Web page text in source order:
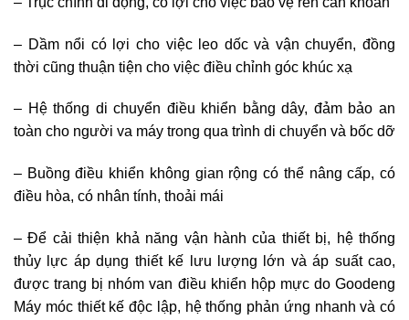
– Dầm nổi có lợi cho việc leo dốc và vận chuyển, đồng
thời cũng thuận tiện cho việc điều chỉnh góc khúc xạ
– Hệ thống di chuyển điều khiển bằng dây, đảm bảo an
toàn cho người va máy trong qua trình di chuyển và bốc dỡ
– Buồng điều khiển không gian rộng có thể nâng cấp, có
điều hòa, có nhân tính, thoải mái
– Để cải thiện khả năng vận hành của thiết bị, hệ thống
thủy lực áp dụng thiết kế lưu lượng lớn và áp suất cao,
được trang bị nhóm van điều khiển hộp mực do Goodeng
Máy móc thiết kế độc lập, hệ thống phản ứng nhanh và có